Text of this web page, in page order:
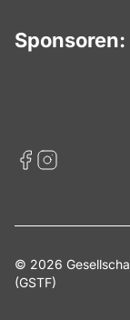
Sponsoren:
© 2026
(GSTF)